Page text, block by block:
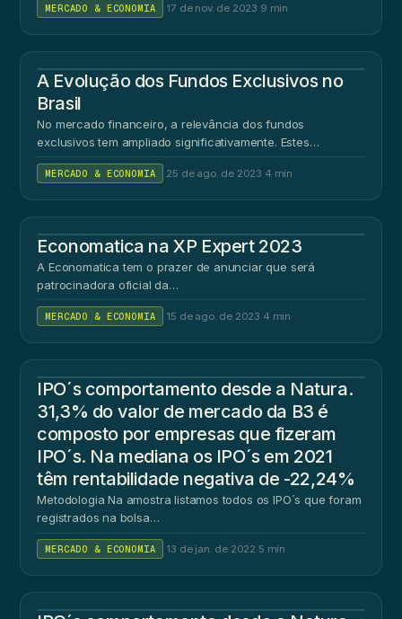
MERCADO & ECONOMIA 17 de nov. de 2023 9 min
A Evolução dos Fundos Exclusivos no
Brasil
No mercado financeiro, a relevância dos fundos
exclusivos tem ampliado significativamente. Estes…
MERCADO & ECONOMIA 25 de ago. de 2023 4 min
Economatica na XP Expert 2023
A Economatica tem o prazer de anunciar que será
patrocinadora oficial da…
MERCADO & ECONOMIA 15 de ago. de 2023 4 min
IPO´s comportamento desde a Natura.
31,3% do valor de mercado da B3 é
composto por empresas que fizeram
IPO´s. Na mediana os IPO´s em 2021
têm rentabilidade negativa de -22,24%
Metodologia Na amostra listamos todos os IPO´s que foram
registrados na bolsa…
MERCADO & ECONOMIA 13 de jan. de 2022 5 min